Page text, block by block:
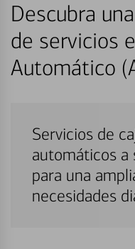
Descubra
de servicios
Automático
Servicios de
automáticos a
para una
necesidades